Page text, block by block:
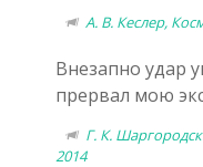
А. В. Кеслер,
Внезапно удар
прервал мою
Г. К.
2014